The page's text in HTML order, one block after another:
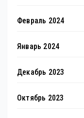
Февраль 2024
Январь 2024
Декабрь 2023
Октябрь 2023